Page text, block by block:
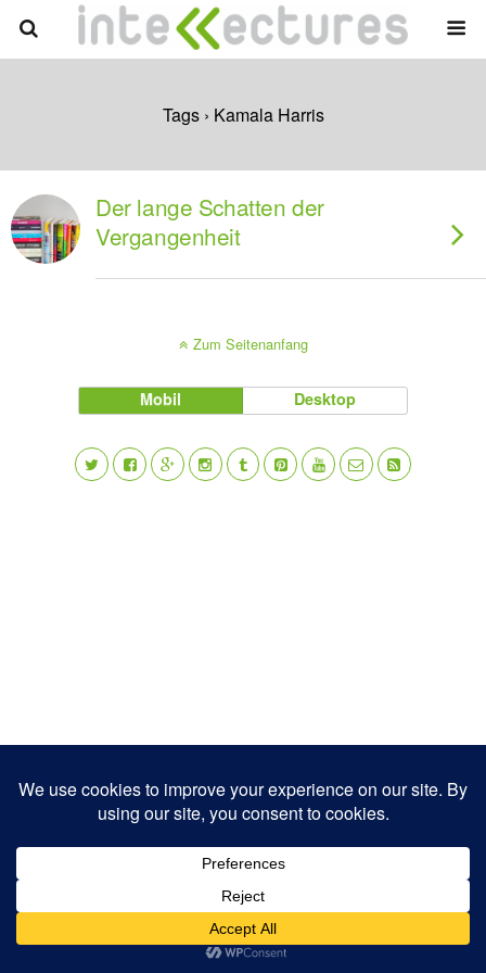
Tags › Kamala Harris
Der lange Schatten der
Vergangenheit
Zum Seitenanfang
Mobil Desktop